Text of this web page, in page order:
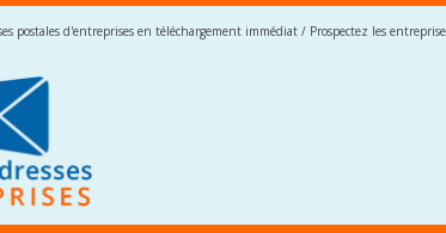
postales d'entreprises en téléchargement immédiat / Prospectez les